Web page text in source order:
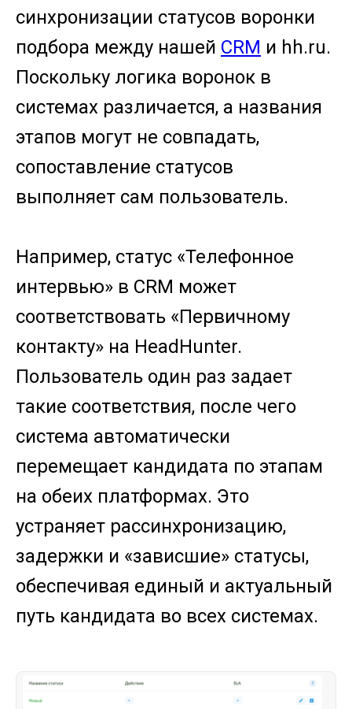
синхронизации статусов воронки
подбора между нашей CRM и hh.ru.
Поскольку логика воронок в
системах различается, а названия
этапов могут не совпадать,
сопоставление статусов
выполняет сам пользователь.
Например, статус «Телефонное
интервью» в CRM может
соответствовать «Первичному
контакту» на HeadHunter.
Пользователь один раз задает
такие соответствия, после чего
система автоматически
перемещает кандидата по этапам
на обеих платформах. Это
устраняет рассинхронизацию,
задержки и «зависшие» статусы,
обеспечивая единый и актуальный
путь кандидата во всех системах.